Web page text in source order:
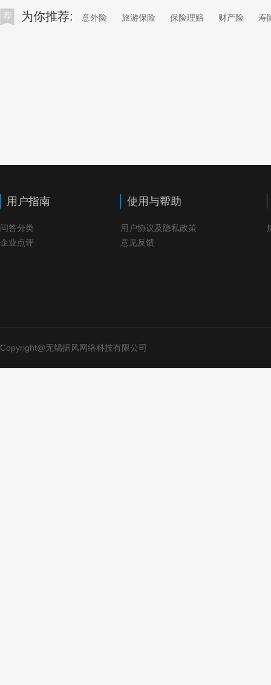
为你推荐: 意外险 旅游保险 保险理赔 财产险 寿
用户指南
问答分类
企业点评
使用与帮助
用户协议及隐私政策
意见反馈
Copyright@无锡据风网络科技有限公司